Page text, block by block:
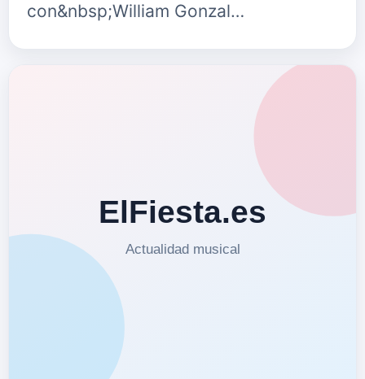
con&nbsp;William Gonzal…